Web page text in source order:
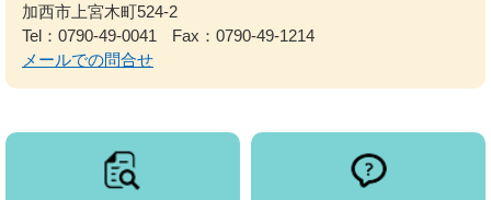
加西市上宮木町524-2
Tel：0790-49-0041
Fax：0790-49-1214
メールでの問合せ